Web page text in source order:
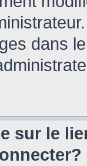
dans
sur le